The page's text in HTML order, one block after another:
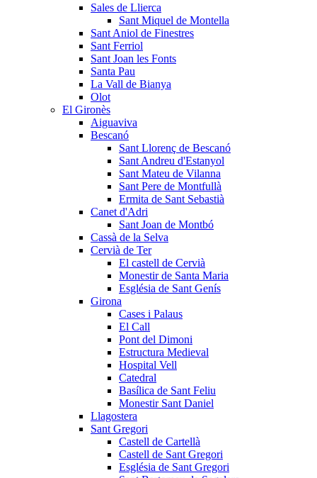
Sales de Llierca
Sant Miquel de Montella
Sant Aniol de Finestres
Sant Ferriol
Sant Joan les Fonts
Santa Pau
La Vall de Bianya
Olot
El Gironès
Aiguaviva
Bescanó
Sant Llorenç de Bescanó
Sant Andreu d'Estanyol
Sant Mateu de Vilanna
Sant Pere de Montfullà
Ermita de Sant Sebastià
Canet d'Adri
Sant Joan de Montbó
Cassà de la Selva
Cervià de Ter
El castell de Cervià
Monestir de Santa Maria
Església de Sant Genís
Girona
Cases i Palaus
El Call
Pont del Dimoni
Estructura Medieval
Hospital Vell
Catedral
Basílica de Sant Feliu
Monestir Sant Daniel
Llagostera
Sant Gregori
Castell de Cartellà
Castell de Sant Gregori
Església de Sant Gregori